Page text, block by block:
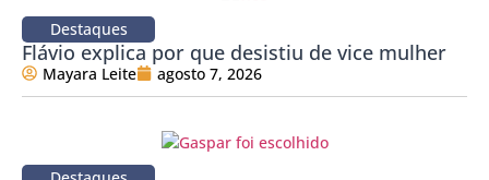
Destaques
Flávio explica por que desistiu de vice mulher
Mayara Leite agosto 7, 2026